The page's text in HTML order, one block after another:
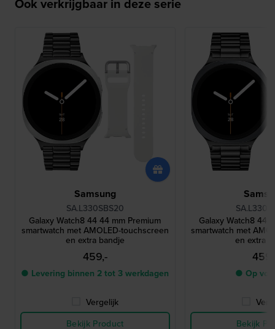
Samsung
SA.L330SBS20
Galaxy Watch8 44 44 mm Premium
smartwatch met AMOLED-touchscreen
en extra bandje
459,-
● Levering binnen 2 tot 3 werkdagen
Vergelijk
Bekijk Product
Galaxy Watch8 44
smartwatch met
en extra
● Op
Bekijk